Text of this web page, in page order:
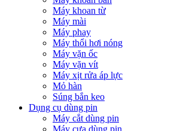
Máy khoan từ
Máy mài
Máy phay
Máy thổi hơi nóng
Máy vặn ốc
Máy vặn vít
Máy xịt rửa áp lực
Mỏ hàn
Súng bắn keo
Dụng cụ dùng pin
Máy cắt dùng pin
Máy cưa dùng pin